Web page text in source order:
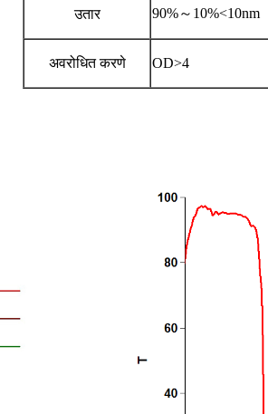
उतार 90%～10%<10nm
अवरोधित करणे OD>4